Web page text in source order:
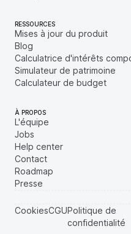
RESSOURCES
Mises à jour du produit
Blog
Calculatrice d'intérêts
Simulateur de patrimoine
Calculateur de budget
À PROPOS
L'équipe
Jobs
Help center
Contact
Roadmap
Presse
CookiesCGUPolitique de
confidentialité